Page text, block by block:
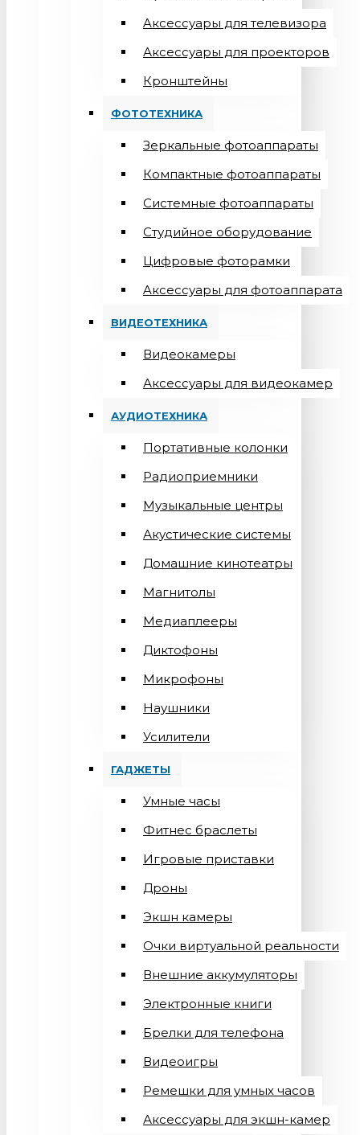
Aксессуары для телевизора
Аксессуары для проекторов
Кронштейны
ФОТОТЕХНИКА
Зеркальные фотоаппараты
Компактные фотоаппараты
Системные фотоаппараты
Студийное оборудование
Цифровые фоторамки
Aксессуары для фотоаппарата
ВИДЕОТЕХНИКА
Видеокамеры
Аксессуары для видеокамер
АУДИОТЕХНИКА
Портативные колонки
Радиоприемники
Музыкальные центры
Акустические системы
Домашние кинотеатры
Магнитолы
Медиаплееры
Диктофоны
Микрофоны
Наушники
Усилители
ГАДЖЕТЫ
Умные часы
Фитнес браслеты
Игровые приставки
Дроны
Экшн камеры
Очки виртуальной реальности
Внешние аккумуляторы
Электронные книги
Брелки для телефона
Видеоигры
Ремешки для умных часов
Аксессуары для экшн-камер